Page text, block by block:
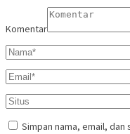
Komentar
Simpan nama, email,